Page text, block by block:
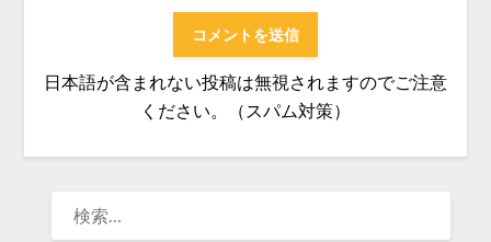
日本語が含まれない投稿は無視されますのでご注意
ください。（スパム対策）